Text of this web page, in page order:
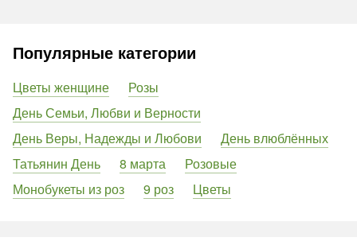
Популярные категории
Цветы женщине
Розы
День Семьи, Любви и Верности
День Веры, Надежды и Любови
День влюблённых
Татьянин День
8 марта
Розовые
Монобукеты из роз
9 роз Цветы